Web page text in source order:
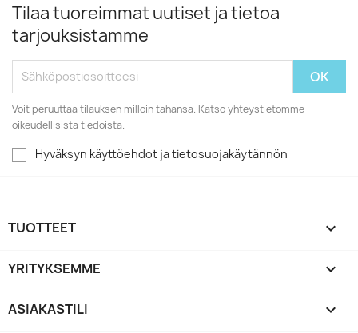
Tilaa tuoreimmat uutiset ja tietoa
tarjouksistamme
Voit peruuttaa tilauksen milloin tahansa. Katso yhteystietomme
oikeudellisista tiedoista.
Hyväksyn käyttöehdot ja tietosuojakäytännön
TUOTTEET 
YRITYKSEMME 
ASIAKASTILI 